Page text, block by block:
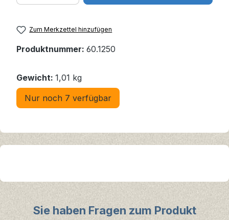
Zum Merkzettel hinzufügen
Produktnummer: 60.1250
Gewicht: 1,01 kg
Nur noch 7 verfügbar
Sie haben Fragen zum Produkt